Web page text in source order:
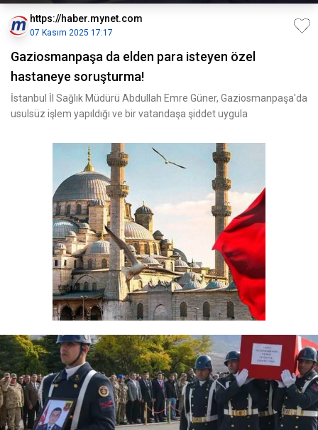
https://haber.mynet.com
07 Kasım 2025 17:17
Gaziosmanpaşa da elden para isteyen özel
hastaneye soruşturma!
İstanbul İl Sağlık Müdürü Abdullah Emre Güner, Gaziosmanpaşa'da
usulsüz işlem yapıldığı ve bir vatandaşa şiddet uygula